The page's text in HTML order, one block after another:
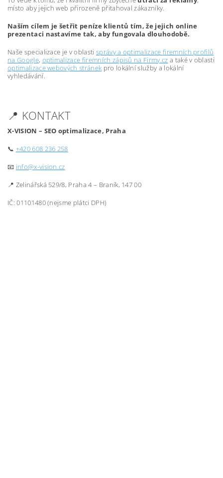
místo aby jejich web přirozeně přitahoval zákazníky.
Naším cílem je šetřit peníze klientů tím, že jejich online
prezentaci nastavíme tak, aby fungovala dlouhodobě.
Naše specializace je v oblasti správy a optimalizace firemních profilů
na Google, optimalizace firemních zápisů na Firmy.cz a také v oblasti
optimalizace webových stránek pro lokální služby a lokální
vyhledávání.
📍 KONTAKT
X-VISION – SEO optimalizace, Praha
📞 +420 608 236 258
📧 info@x-vision.cz
📍 Zelinářská 529/8, Praha 4 – Braník, 147 00
IČ: 01101480 (nejsme plátci DPH)